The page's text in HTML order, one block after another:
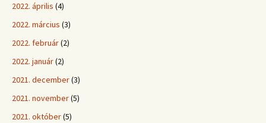
2022. április (4)
2022. március (3)
2022. február(2)
2022. január(2)
2021. december(3)
2021. november(5)
2021. október(5)